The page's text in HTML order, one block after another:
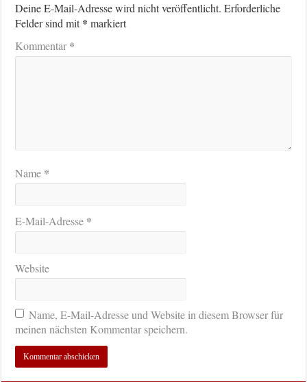
Deine E-Mail-Adresse wird nicht veröffentlicht. Erforderliche
Felder sind mit* markiert
Kommentar*
Name *
E-Mail-Adresse *
Website
Name, E-Mail-Adresse und Website in diesem Browser für
meinen nächsten Kommentar speichern.